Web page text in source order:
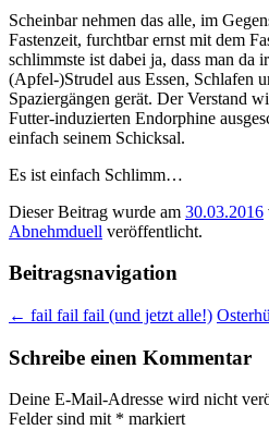
Scheinbar nehmen das alle, im
Fastenzeit, furchtbar ernst mit dem
schlimmste ist dabei ja, dass man da
(Apfel-)Strudel aus Essen, Schlafen
Spaziergängen gerät. Der Verstand
Futter-induzierten Endorphine
einfach seinem Schicksal.
Es ist einfach Schlimm…
Dieser Beitrag wurde am 30.03.2016
Abnehmduell veröffentlicht.
Beitragsnavigation
← fail fail fail (und jetzt alle!)
Schreibe einen Kommentar
Deine E-Mail-Adresse wird nicht
Felder sind mit * markiert